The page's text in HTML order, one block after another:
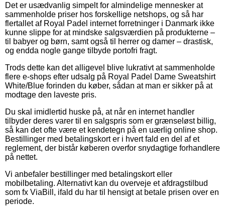
Det er usædvanlig simpelt for almindelige mennesker at
sammenholde priser hos forskellige netshops, og så har
flertallet af Royal Padel internet forretninger i Danmark ikke
kunne slippe for at mindske salgsværdien på produkterne –
til babyer og børn, samt også til herrer og damer – drastisk,
og endda nogle gange tilbyde portofri fragt.
Trods dette kan det alligevel blive lukrativt at sammenholde
flere e-shops efter udsalg på Royal Padel Dame Sweatshirt
White/Blue forinden du køber, sådan at man er sikker på at
modtage den laveste pris.
Du skal imidlertid huske på, at når en internet handler
tilbyder deres varer til en salgspris som er grænseløst billig,
så kan det ofte være et kendetegn på en uærlig online shop.
Bestillinger med betalingskort er i hvert fald en del af et
reglement, der bistår køberen overfor snydagtige forhandlere
på nettet.
Vi anbefaler bestillinger med betalingskort eller
mobilbetaling. Alternativt kan du overveje et afdragstilbud
som fx ViaBill, ifald du har til hensigt at betale prisen over en
periode.